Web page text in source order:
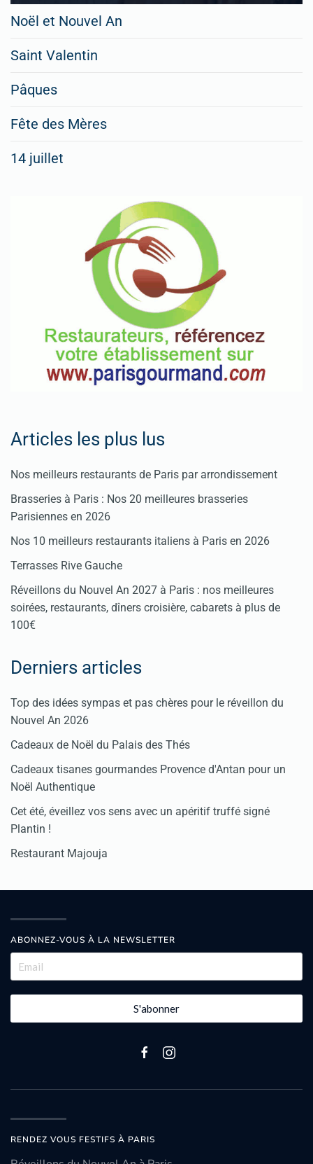
Noël et Nouvel An
Saint Valentin
Pâques
Fête des Mères
14 juillet
Articles les plus lus
Nos meilleurs restaurants de Paris par arrondissement
Brasseries à Paris : Nos 20 meilleures brasseries
Parisiennes en 2026
Nos 10 meilleurs restaurants italiens à Paris en 2026
Terrasses Rive Gauche
Réveillons du Nouvel An 2027 à Paris : nos meilleures
soirées, restaurants, dîners croisière, cabarets à plus de
100€
Derniers articles
Top des idées sympas et pas chères pour le réveillon du
Nouvel An 2026
Cadeaux de Noël du Palais des Thés
Cadeaux tisanes gourmandes Provence d'Antan pour un
Noël Authentique
Cet été, éveillez vos sens avec un apéritif truffé signé
Plantin !
Restaurant Majouja
ABONNEZ-VOUS À LA NEWSLETTER
S'abonner
RENDEZ VOUS FESTIFS À PARIS